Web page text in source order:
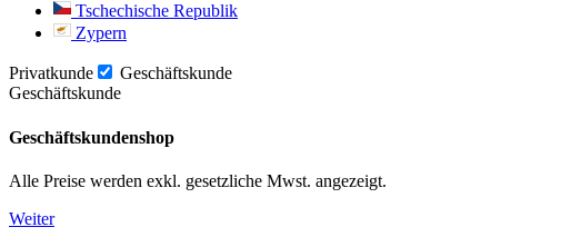
Tschechische Republik
Zypern
Privatkunde
Geschäftskunde
Geschäftskunde
Geschäftskundenshop
Alle Preise werden exkl. gesetzliche Mwst. angezeigt.
Weiter